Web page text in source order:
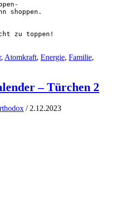
shoppen.
zu toppen!
, Atomkraft, Energie, Familie,
– Türchen 2
/ 2.12.2023